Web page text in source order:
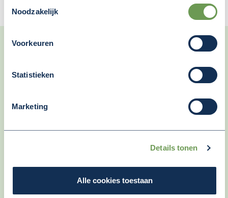
Noodzakelijk
Voorkeuren
Statistieken
Marketing
Details tonen
Alle cookies toestaan